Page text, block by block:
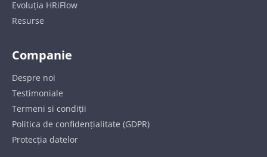
Evoluția HRiFlow
Resurse
Companie
Despre noi
Testimoniale
Termeni si condiții
Politica de confidențialitate (GDPR)
Protecția datelor